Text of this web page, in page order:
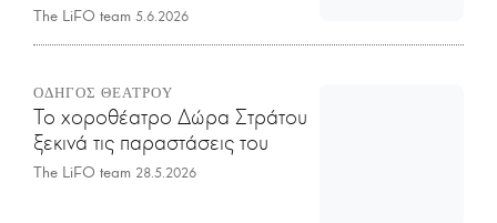
The LiFO team 5.6.2026
ΟΔΗΓΟΣ ΘΕΑΤΡΟΥ
Το χοροθέατρο Δώρα Στράτου
ξεκινά τις παραστάσεις του
The LiFO team 28.5.2026